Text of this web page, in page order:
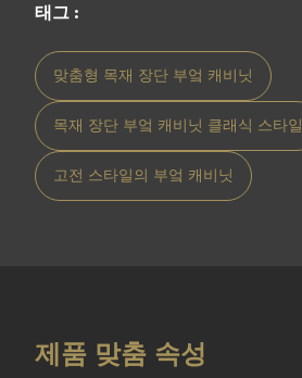
태그 :
맞춤형 목재 장단 부엌 캐비닛
목재 장단 부엌 캐비닛 클래식 스타일
고전 스타일의 부엌 캐비닛
제품 맞춤 속성